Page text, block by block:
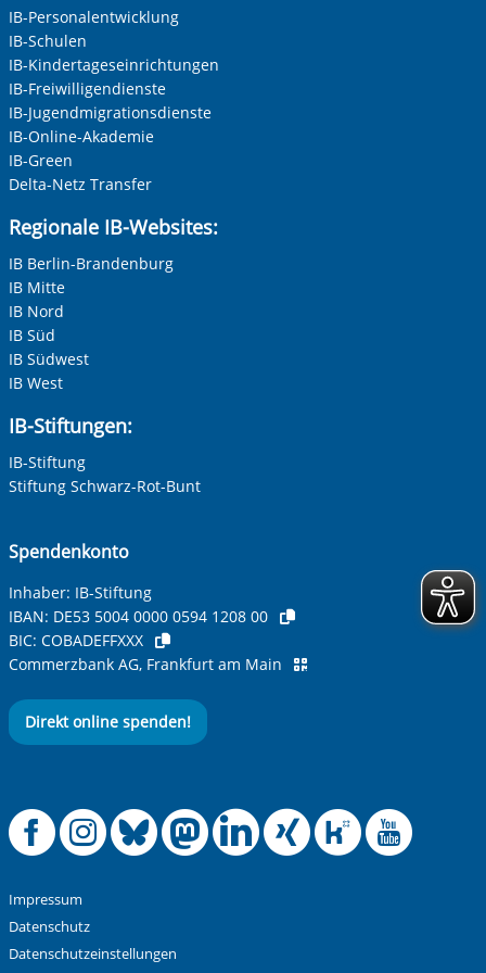
IB-Personalentwicklung
IB-Schulen
IB-Kindertageseinrichtungen
IB-Freiwilligendienste
IB-Jugendmigrationsdienste
IB-Online-Akademie
IB-Green
Delta-Netz Transfer
Regionale IB-Websites:
IB Berlin-Brandenburg
IB Mitte
IB Nord
IB Süd
IB Südwest
IB West
IB-Stiftungen:
IB-Stiftung
Stiftung Schwarz-Rot-Bunt
Spendenkonto
Inhaber: IB-Stiftung
IBAN: DE53 5004 0000 0594 1208 00
BIC: COBADEFFXXX
Commerzbank AG, Frankfurt am Main
Direkt online spenden!
Offizielle
Offizielle
Offizielle
Offizielle
Offizielle
Impressum
Datenschutz
Datenschutzeinstellungen